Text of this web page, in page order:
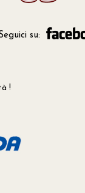
su:
!